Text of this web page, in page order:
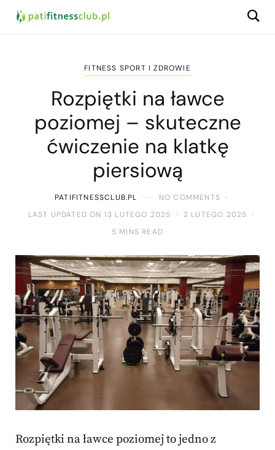
FITNESS SPORT I ZDROWIE
Rozpiętki na ławce
poziomej – skuteczne
ćwiczenie na klatkę
piersiową
PATIFITNESSCLUB.PL
NO COMMENTS
LAST UPDATED ON 13 LUTEGO 2025
2 LUTEGO 2025
5 MINS READ
Rozpiętki na ławce poziomej to jedno z